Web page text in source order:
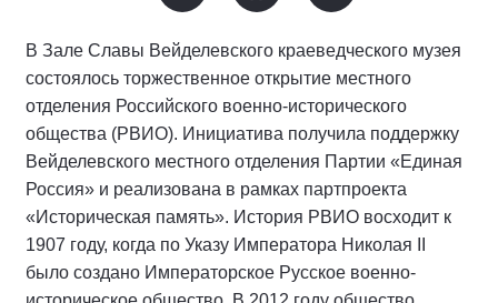
В Зале Славы Вейделевского краеведческого музея
состоялось торжественное открытие местного
отделения Российского военно-исторического
общества (РВИО). Инициатива получила поддержку
Вейделевского местного отделения Партии «Единая
Россия» и реализована в рамках партпроекта
«Историческая память». История РВИО восходит к
1907 году, когда по Указу Императора Николая II
было создано Императорское Русское военно-